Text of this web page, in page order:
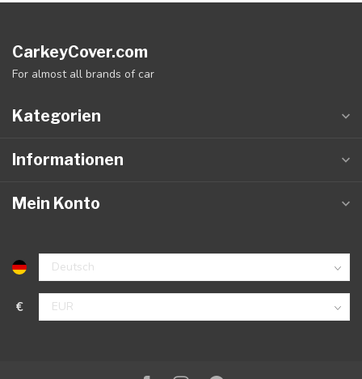
CarkeyCover.com
For almost all brands of car
Kategorien
Informationen
Mein Konto
€